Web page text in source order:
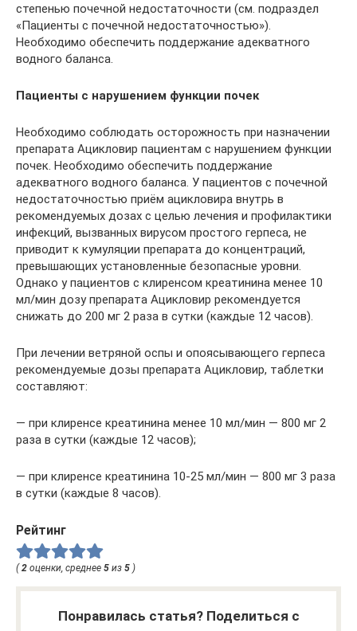
степенью почечной недостаточности (см. подраздел
«Пациенты с почечной недостаточностью»).
Необходимо обеспечить поддержание адекватного
водного баланса.
Пациенты с нарушением функции почек
Необходимо соблюдать осторожность при назначении
препарата Ацикловир пациентам с нарушением функции
почек. Необходимо обеспечить поддержание
адекватного водного баланса. У пациентов с почечной
недостаточностью приём ацикловира внутрь в
рекомендуемых дозах с целью лечения и профилактики
инфекций, вызванных вирусом простого герпеса, не
приводит к кумуляции препарата до концентраций,
превышающих установленные безопасные уровни.
Однако у пациентов с клиренсом креатинина менее 10
мл/мин дозу препарата Ацикловир рекомендуется
снижать до 200 мг 2 раза в сутки (каждые 12 часов).
При лечении ветряной оспы и опоясывающего герпеса
рекомендуемые дозы препарата Ацикловир, таблетки
составляют:
— при клиренсе креатинина менее 10 мл/мин — 800 мг 2
раза в сутки (каждые 12 часов);
— при клиренсе креатинина 10-25 мл/мин — 800 мг 3 раза
в сутки (каждые 8 часов).
Рейтинг
(2 оценки, среднее 5 из 5 )
Понравилась статья? Поделиться с